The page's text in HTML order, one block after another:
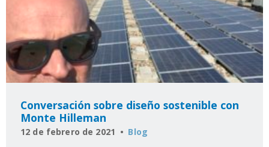
Conversación sobre diseño sostenible con
Monte Hilleman
12 de febrero de 2021 Blog